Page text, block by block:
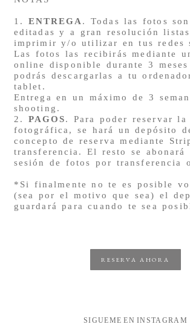
1. ENTREGA . Todas las fotos son
editadas y a gran resolución listas
imprimir y/o utilizar en tus redes
Las fotos las recibirás mediante
online disponible durante 3 meses
podrás descargarlas a tu
tablet.
Entrega en un máximo de 3
shooting.
2. PAGOS. Para poder reservar la
fotográfica, se hará un depósito
concepto de reserva mediante
transferencia. El resto se
sesión de fotos por transferencia
*Si finalmente no te es posible
(sea por el motivo que sea) el
guardará para cuando te sea
RESERVA AHORA
SIGUEME EN INSTAGRAM